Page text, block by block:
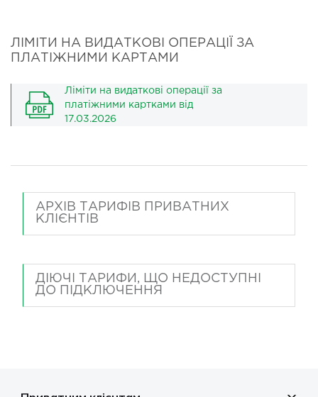
ЛІМІТИ НА ВИДАТКОВІ ОПЕРАЦІЇ ЗА
ПЛАТІЖНИМИ КАРТАМИ
Ліміти на видаткові операції за
платіжними картками від
17.03.2026
АРХІВ ТАРИФІВ ПРИВАТНИХ
КЛІЄНТІВ
ДІЮЧІ ТАРИФИ, ЩО НЕДОСТУПНІ
ДО ПІДКЛЮЧЕННЯ